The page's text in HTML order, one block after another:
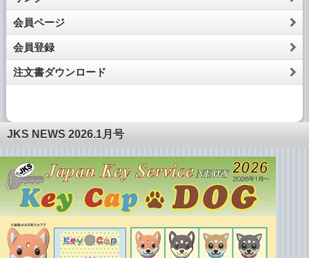
会員ページ
会員登録
注文書ダウンロード
JKS NEWS 2026.1月号